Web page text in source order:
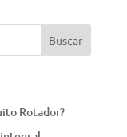
Rotador?